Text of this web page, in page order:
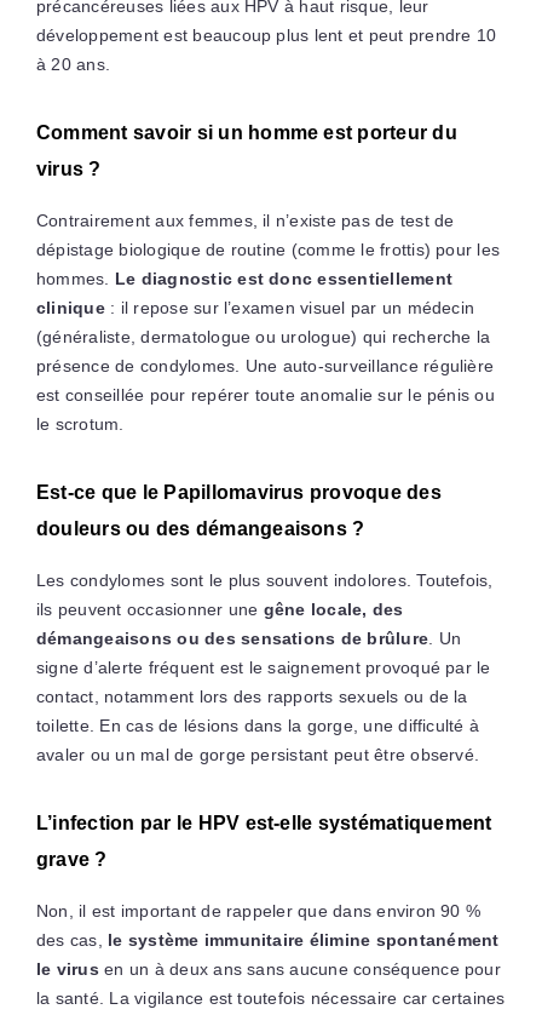
précancéreuses liées aux HPV à haut risque, leur
développement est beaucoup plus lent et peut prendre 10
à 20 ans.
Comment savoir si un homme est porteur du
virus ?
Contrairement aux femmes, il n’existe pas de test de
dépistage biologique de routine (comme le frottis) pour les
hommes. Le diagnostic est donc essentiellement
clinique: il repose sur l’examen visuel par un médecin
(généraliste, dermatologue ou urologue) qui recherche la
présence de condylomes. Une auto-surveillance régulière
est conseillée pour repérer toute anomalie sur le pénis ou
le scrotum.
Est-ce que le Papillomavirus provoque des
douleurs ou des démangeaisons ?
Les condylomes sont le plus souvent indolores. Toutefois,
ils peuvent occasionner une gêne locale, des
démangeaisons ou des sensations de brûlure . Un
signe d’alerte fréquent est le saignement provoqué par le
contact, notamment lors des rapports sexuels ou de la
toilette. En cas de lésions dans la gorge, une difficulté à
avaler ou un mal de gorge persistant peut être observé.
L’infection par le HPV est-elle systématiquement
grave ?
Non, il est important de rappeler que dans environ 90 %
des cas, le système immunitaire élimine spontanément
le virus en un à deux ans sans aucune conséquence pour
la santé. La vigilance est toutefois nécessaire car certaines